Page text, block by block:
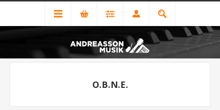
O.B.N.E.